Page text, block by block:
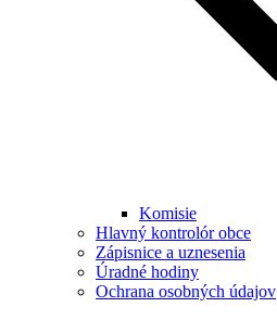
Komisie
Hlavný kontrolór obce
Zápisnice a uznesenia
Úradné hodiny
Ochrana osobných údajov